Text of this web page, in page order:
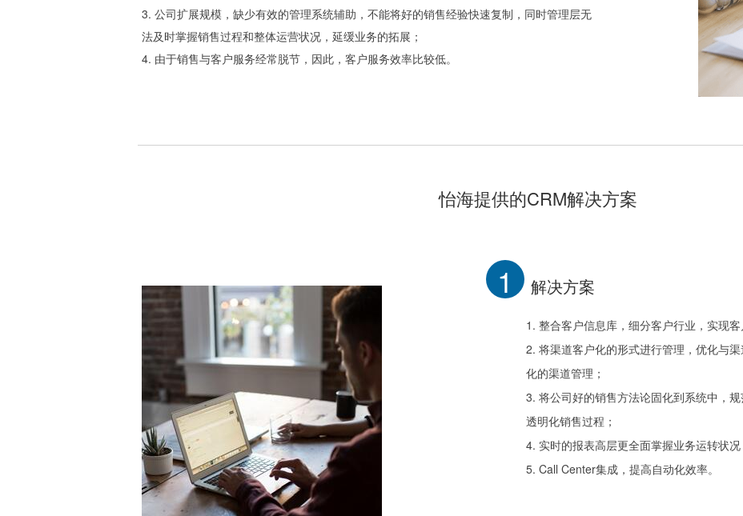
3. 公司扩展规模，缺少有效的管理系统辅助，不能将好的销售经验快速复制，同时管理层无
法及时掌握销售过程和整体运营状况，延缓业务的拓展；
4. 由于销售与客户服务经常脱节，因此，客户服务效率比较低。
怡海提供的CRM解决方案
1 解决方案
1. 整合客户信息库，细分客户行业，实现
2. 将渠道客户化的形式进行管理，优化与
化的渠道管理；
3. 将公司好的销售方法论固化到系统中，
透明化销售过程；
4. 实时的报表高层更全面掌握业务运转状
5. Call Center集成，提高自动化效率。